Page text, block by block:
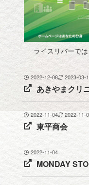
ライスリバーで
2022-12-08 2023-03-
あきやまクリ
2022-11-04 2022-11-
東平商会
2022-11-04
MONDAY